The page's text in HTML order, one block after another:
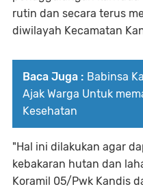
rutin dan secara terus
diwilayah Kecamatan
Baca Juga : Babinsa
Ajak Warga Untuk
Kesehatan
"Hal ini dilakukan agar
kebakaran hutan dan
Koramil 05/Pwk Kandis